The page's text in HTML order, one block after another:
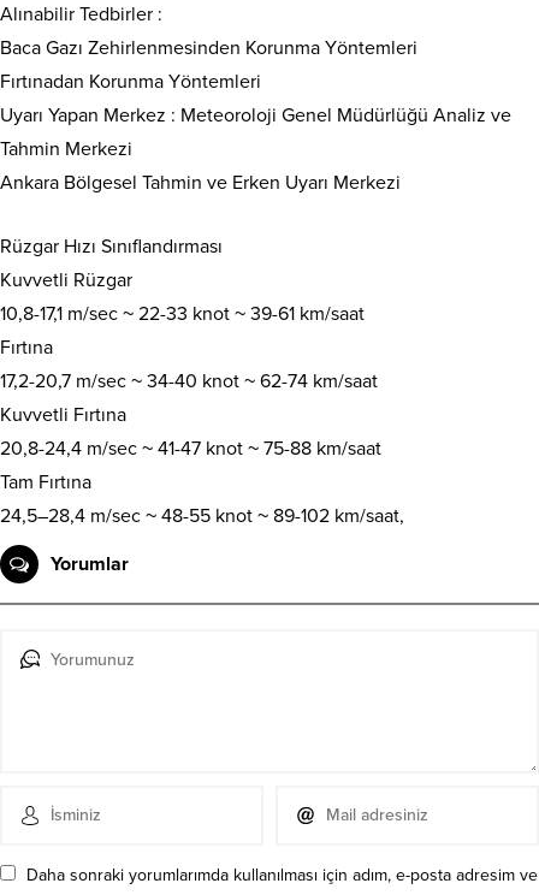
Alınabilir Tedbirler :
Baca Gazı Zehirlenmesinden Korunma Yöntemleri
Fırtınadan Korunma Yöntemleri
Uyarı Yapan Merkez : Meteoroloji Genel Müdürlüğü Analiz ve
Tahmin Merkezi
Ankara Bölgesel Tahmin ve Erken Uyarı Merkezi
Rüzgar Hızı Sınıflandırması
Kuvvetli Rüzgar
10,8-17,1 m/sec ~ 22-33 knot ~ 39-61 km/saat
Fırtına
17,2-20,7 m/sec ~ 34-40 knot ~ 62-74 km/saat
Kuvvetli Fırtına
20,8-24,4 m/sec ~ 41-47 knot ~ 75-88 km/saat
Tam Fırtına
24,5–28,4 m/sec ~ 48-55 knot ~ 89-102 km/saat,
Yorumlar
Daha sonraki yorumlarımda kullanılması için adım, e-posta adresim ve